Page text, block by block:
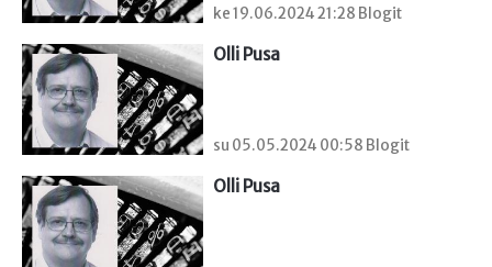
ke 19.06.2024 21:28 Blogit
Olli Pusa
su 05.05.2024 00:58 Blogit
Olli Pusa